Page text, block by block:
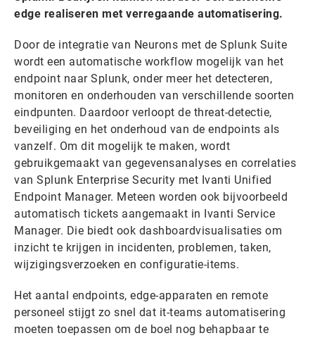
edge realiseren met verregaande automatisering.
Door de integratie van Neurons met de Splunk Suite
wordt een automatische workflow mogelijk van het
endpoint naar Splunk, onder meer het detecteren,
monitoren en onderhouden van verschillende soorten
eindpunten. Daardoor verloopt de threat-detectie,
beveiliging en het onderhoud van de endpoints als
vanzelf. Om dit mogelijk te maken, wordt
gebruikgemaakt van gegevensanalyses en correlaties
van Splunk Enterprise Security met Ivanti Unified
Endpoint Manager. Meteen worden ook bijvoorbeeld
automatisch tickets aangemaakt in Ivanti Service
Manager. Die biedt ook dashboardvisualisaties om
inzicht te krijgen in incidenten, problemen, taken,
wijzigingsverzoeken en configuratie-items.
Het aantal endpoints, edge-apparaten en remote
personeel stijgt zo snel dat it-teams automatisering
moeten toepassen om de boel nog behapbaar te